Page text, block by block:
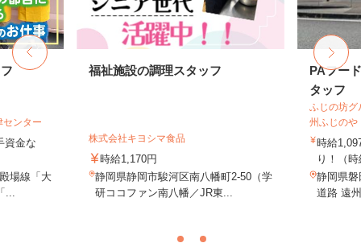
ンター
資金な
場線「大
福祉施設の調理スタッフ
株式会社キヨシマ食品
時給1,170円
静岡県静岡市駿河区南八幡町2-50（学
研ココファン南八幡／JR東...
PAフー
タッフ
ふじの坊
州ふじのや
時給
り！（
静岡県
道路 遠